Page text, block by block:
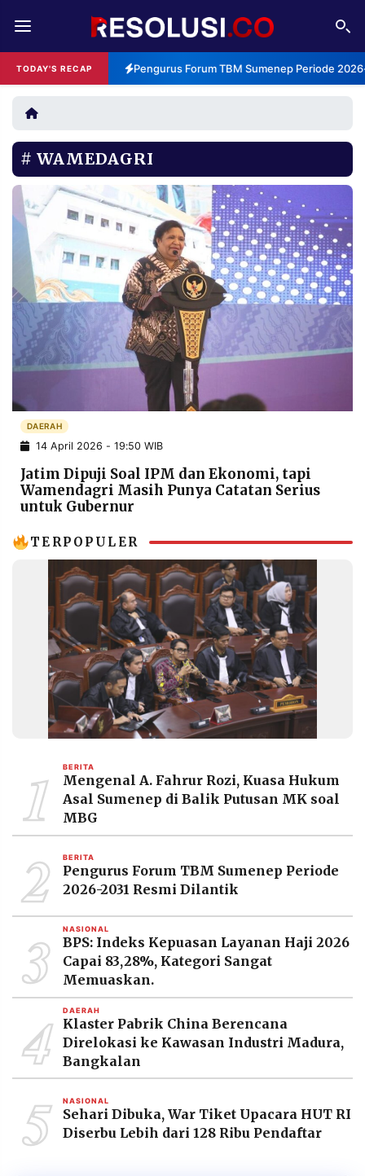
TODAY'S RECAP Pengurus Forum TBM Sumenep Periode
REDAKSI TENTANG
RESOLUSI IKLAN
RUBRIKASI
EDITORIAL AKSARA
FINANSIA PERSONA
DAERAH NASIONAL
MANCA SPORT
INFORMASI
PRIVACY
POLICY
BERITA
WARGA
INFORMASI
IKLAN
KIRIM
PENGADUAN TERM
OF
SERVICE
IKUTI
RESOLUSI
MEDIA
©
Resolusi.co
-
PT.
RESOLUSI
MEDIA
PRAMUDITA
WAMEDAGRI
DAERAH
14 April 2026 - 19:50 WIB
Jatim Dipuji Soal IPM dan Ekonomi, tapi
Wamendagri Masih Punya Catatan Serius
untuk Gubernur
TERPOPULER
1 BERITA
Mengenal A. Fahrur Rozi, Kuasa Hukum
Asal Sumenep di Balik Putusan MK soal
MBG
2 BERITA
Pengurus Forum TBM Sumenep Periode
2026-2031 Resmi Dilantik
3 NASIONAL
BPS: Indeks Kepuasan Layanan Haji 2026
Capai 83,28%, Kategori Sangat
Memuaskan.
4 DAERAH
Klaster Pabrik China Berencana
Direlokasi ke Kawasan Industri Madura,
Bangkalan
5 NASIONAL
Sehari Dibuka, War Tiket Upacara HUT RI
Diserbu Lebih dari 128 Ribu Pendaftar